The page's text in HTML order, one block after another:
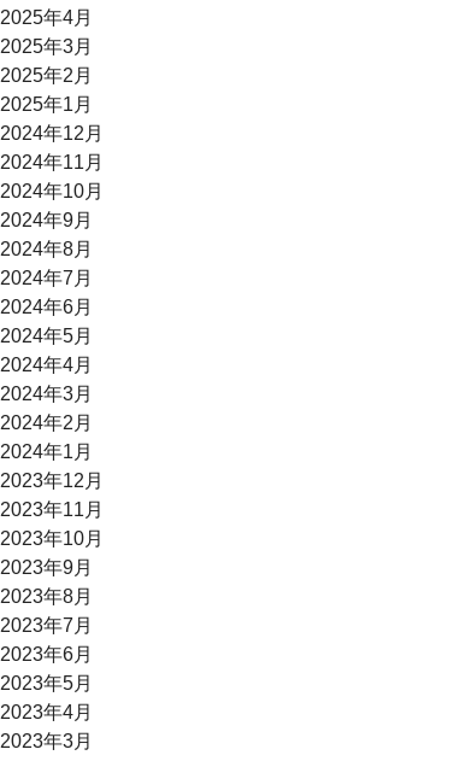
2025年4月
2025年3月
2025年2月
2025年1月
2024年12月
2024年11月
2024年10月
2024年9月
2024年8月
2024年7月
2024年6月
2024年5月
2024年4月
2024年3月
2024年2月
2024年1月
2023年12月
2023年11月
2023年10月
2023年9月
2023年8月
2023年7月
2023年6月
2023年5月
2023年4月
2023年3月